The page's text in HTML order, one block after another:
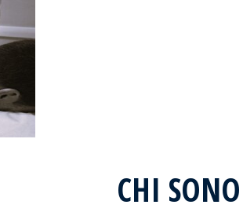
CHI SONO